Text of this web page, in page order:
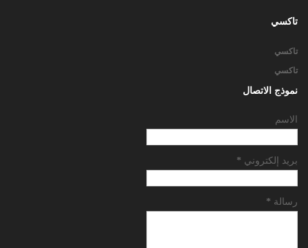
تاكسي
تاكسي
تاكسي
نموذج الاتصال
الاسم
بريد إلكتروني *
رسالة *